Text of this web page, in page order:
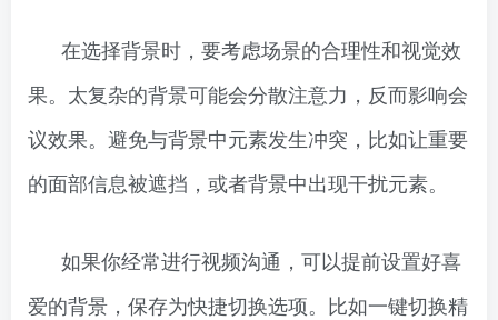
在选择背景时，要考虑场景的合理性和视觉效
果。太复杂的背景可能会分散注意力，反而影响会
议效果。避免与背景中元素发生冲突，比如让重要
的面部信息被遮挡，或者背景中出现干扰元素。
如果你经常进行视频沟通，可以提前设置好喜
爱的背景，保存为快捷切换选项。比如一键切换精